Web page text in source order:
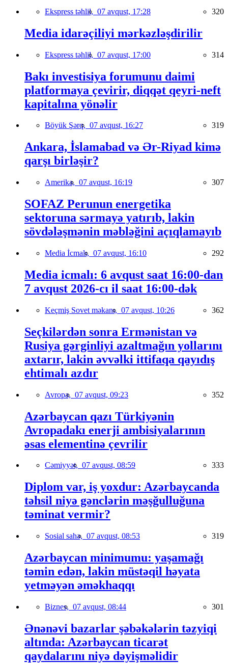
Ekspress təhlil, 07 avqust, 17:28 320
Media idarəçiliyi mərkəzləşdirilir
Ekspress təhlil, 07 avqust, 17:00 314
Bakı investisiya forumunu daimi
platformaya çevirir, diqqət qeyri-neft
kapitalına yönəlir
Böyük Şərq, 07 avqust, 16:27 319
Ankara, İslamabad və Ər-Riyad kimə
qarşı birləşir?
Amerika, 07 avqust, 16:19 307
SOFAZ Perunun energetika
sektoruna sərmayə yatırıb, lakin
sövdələşmənin məbləğini açıqlamayıb
Media İcmalı, 07 avqust, 16:10 292
Media icmalı: 6 avqust saat 16:00-dan
7 avqust 2026-cı il saat 16:00-dək
Keçmiş Sovet məkanı, 07 avqust, 10:26 362
Seçkilərdən sonra Ermənistan və
Rusiya gərginliyi azaltmağın yollarını
axtarır, lakin əvvəlki ittifaqa qayıdış
ehtimalı azdır
Avropa, 07 avqust, 09:23 352
Azərbaycan qazı Türkiyənin
Avropadakı enerji ambisiyalarının
əsas elementinə çevrilir
Cəmiyyət, 07 avqust, 08:59 333
Diplom var, iş yoxdur: Azərbaycanda
təhsil niyə gənclərin məşğulluğuna
təminat vermir?
Sosial sahə, 07 avqust, 08:53 319
Azərbaycan minimumu: yaşamağı
təmin edən, lakin müstəqil həyata
yetməyən əməkhaqqı
Biznes, 07 avqust, 08:44 301
Ənənəvi bazarlar şəbəkələrin təzyiqi
altında: Azərbaycan ticarət
qaydalarını niyə dəyişməlidir